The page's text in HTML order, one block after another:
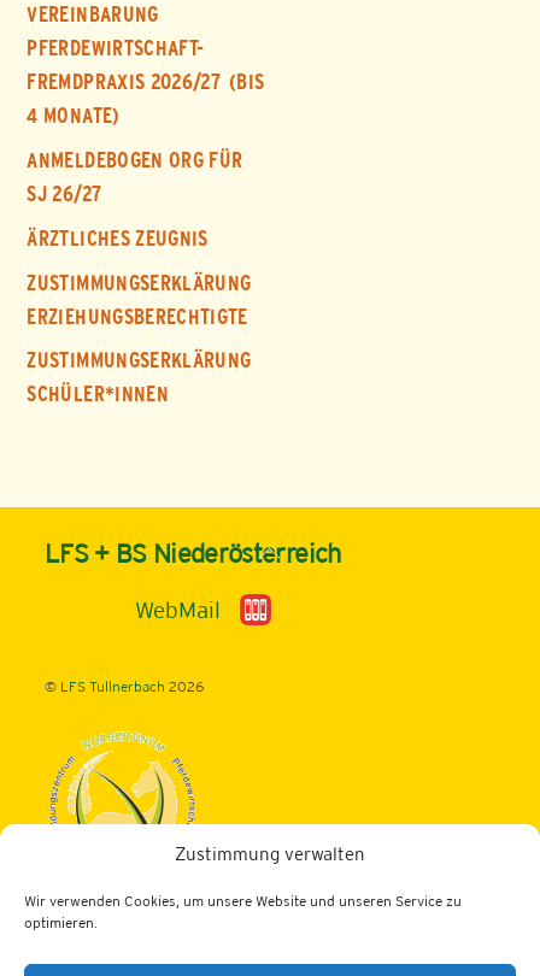
Zustimmung verwalten
Wir verwenden Cookies, um unsere Website und unseren Service zu
optimieren.
VEREINBARUNG
PFERDEWIRTSCHAFT-
FREMDPRAXIS 2026/27 (BIS
4 MONATE)
ANMELDEBOGEN ORG FÜR
SJ 26/27
ÄRZTLICHES ZEUGNIS
ZUSTIMMUNGSERKLÄRUNG
ERZIEHUNGSBERECHTIGTE
ZUSTIMMUNGSERKLÄRUNG
SCHÜLER*INNEN
Back
To
Top
LFS + BS Niederösterreich
WebMail
© LFS Tullnerbach 2026
Landwirtschaftliche Fachschule Tullnerbach
3013 Tullnerbach, Norbertinumstraße 9-11